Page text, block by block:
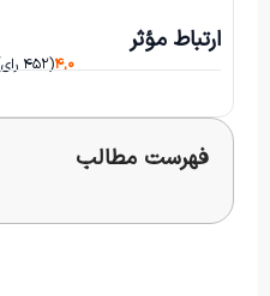
ارتباط مؤثر
۴,۰(۴۵۲ رای)
فهرست مطالب